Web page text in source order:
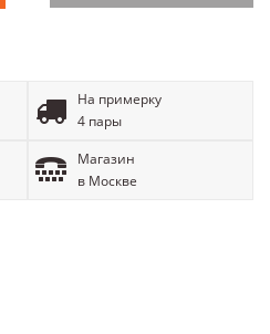
На примерку
4 пары
Магазин
в Москве